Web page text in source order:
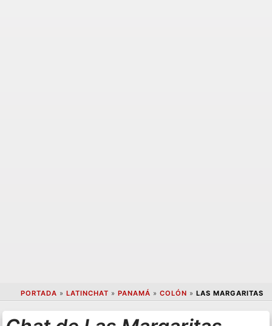
PORTADA » LATINCHAT » PANAMÁ » COLÓN » LAS MARGARITAS